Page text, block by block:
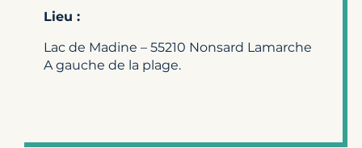
Lieu :
Lac de Madine – 55210 Nonsard Lamarche
A gauche de la plage.